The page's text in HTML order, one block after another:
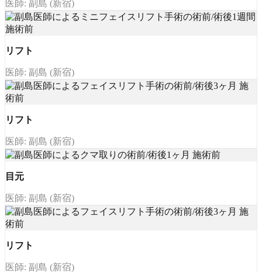
医師: 副島 (新宿)
リフト
医師: 副島 (新宿)
リフト
医師: 副島 (新宿)
目元
医師: 副島 (新宿)
リフト
医師: 副島 (新宿)